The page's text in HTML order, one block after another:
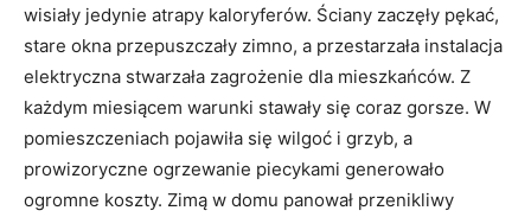
wisiały jedynie atrapy kaloryferów. Ściany zaczęły pękać,
stare okna przepuszczały zimno, a przestarzała instalacja
elektryczna stwarzała zagrożenie dla mieszkańców. Z
każdym miesiącem warunki stawały się coraz gorsze. W
pomieszczeniach pojawiła się wilgoć i grzyb, a
prowizoryczne ogrzewanie piecykami generowało
ogromne koszty. Zimą w domu panował przenikliwy